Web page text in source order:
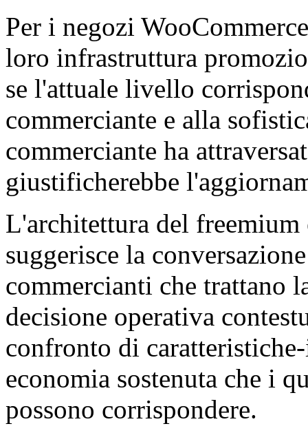
Per i negozi
loro infrastruttura
se l'attuale livello
commerciante e alla
commerciante ha
giustificherebbe
L'architettura del freemium
suggerisce la
commercianti che trattano
decisione operativa
confronto di
economia sostenuta che i
possono corrispondere.